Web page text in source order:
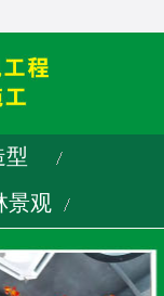
型
景观